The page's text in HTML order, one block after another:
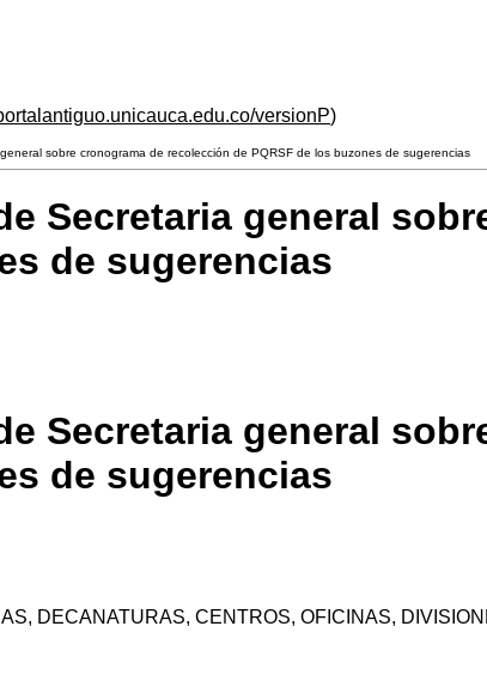
versionP)
sobre cronograma de recolección de PQRSF de los buzones de sugerencias
Secretaria general
de sugerencias
Secretaria general
de sugerencias
CENTROS, OFICINAS,